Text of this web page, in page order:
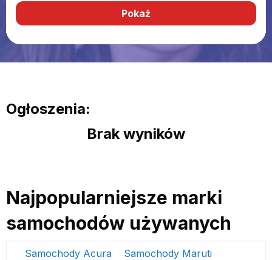
Ogłoszenia:
Brak wyników
Najpopularniejsze marki
samochodów używanych
Samochody Acura Samochody Maruti